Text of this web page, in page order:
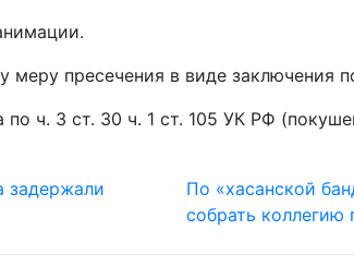
меру пресечения в виде заключения
ч. 3 ст. 30 ч. 1 ст. 105 УК РФ
задержали
По «хасанской
собрать коллегию